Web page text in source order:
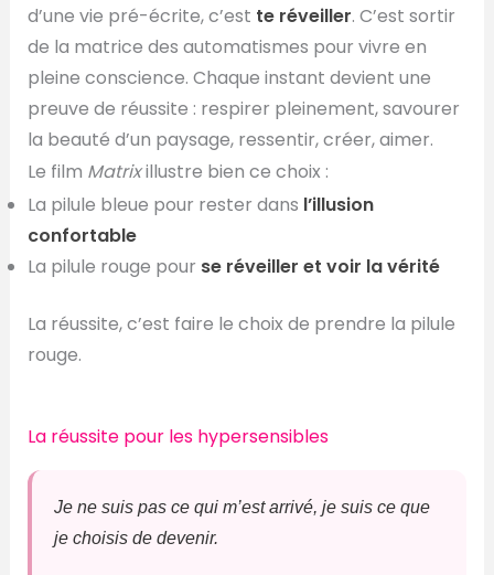
d’une vie pré-écrite, c’est te réveiller. C’est sortir
de la matrice des automatismes pour vivre en
pleine conscience. Chaque instant devient une
preuve de réussite : respirer pleinement, savourer
la beauté d’un paysage, ressentir, créer, aimer.
Le film Matrixillustre bien ce choix :
La pilule bleue pour rester dans l’illusion
confortable
La pilule rouge pour se réveiller et voir la vérité
La réussite, c’est faire le choix de prendre la pilule
rouge.
La réussite pour les hypersensibles
Je ne suis pas ce qui m’est arrivé, je suis ce que
je choisis de devenir.